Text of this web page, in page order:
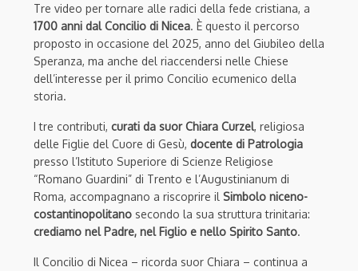
Tre video per tornare alle radici della fede cristiana, a
1700 anni dal Concilio di Nicea. È questo il percorso
proposto in occasione del 2025, anno del Giubileo della
Speranza, ma anche del riaccendersi nelle Chiese
dell’interesse per il primo Concilio ecumenico della
storia.
I tre contributi, curati da suor Chiara Curzel, religiosa
delle Figlie del Cuore di Gesù, docente di Patrologia
presso l’Istituto Superiore di Scienze Religiose
“Romano Guardini” di Trento e l’Augustinianum di
Roma, accompagnano a riscoprire il Simbolo niceno-
costantinopolitano secondo la sua struttura trinitaria:
crediamo nel Padre, nel Figlio e nello Spirito Santo.
Il Concilio di Nicea – ricorda suor Chiara – continua a